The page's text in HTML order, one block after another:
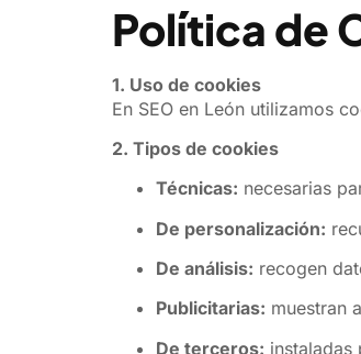
Política de
1. Uso de cookies
En SEO en León utilizamos
2. Tipos de cookies
Técnicas: necesarias
De personalización:
De análisis: recogen
Publicitarias: muestran
De terceros: instaladas